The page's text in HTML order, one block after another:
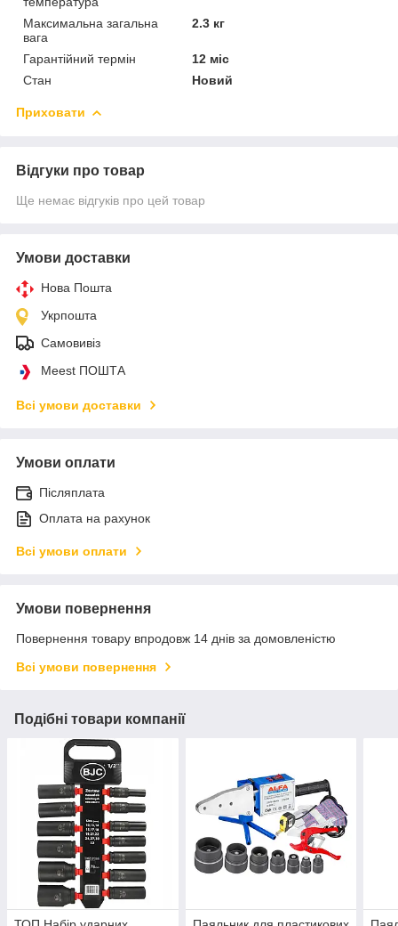
Максимальна загальна
вага
2.3 кг
Гарантійний термін
12 міс
Стан
Новий
Приховати
Відгуки про товар
Ще немає відгуків про цей товар
Умови доставки
Нова Пошта
Укрпошта
Самовивіз
Meest ПОШТА
Всі умови доставки
Умови оплати
Післяплата
Оплата на рахунок
Всі умови оплати
Умови повернення
Повернення товару впродовж 14 днів за домовленістю
Всі умови повернення
Подібні товари компанії